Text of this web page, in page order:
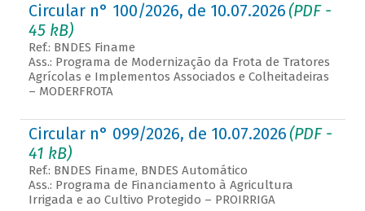
Circular n° 100/2026, de 10.07.2026(PDF -
45 kB)
Ref.: BNDES Finame
Ass.: Programa de Modernização da Frota de Tratores
Agrícolas e Implementos Associados e Colheitadeiras
– MODERFROTA
Circular n° 099/2026, de 10.07.2026(PDF -
41 kB)
Ref.: BNDES Finame, BNDES Automático
Ass.: Programa de Financiamento à Agricultura
Irrigada e ao Cultivo Protegido – PROIRRIGA